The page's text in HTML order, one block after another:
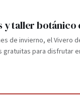
y taller botánico
de invierno, el Vivero
para disfrutar